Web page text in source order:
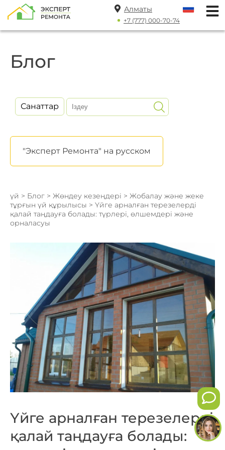
Алматы
+7 (777) 000-70-74
Блог
Санаттар
"Эксперт Ремонта" на русском
үй > Блог > Жөндеу кезеңдері > Жобалау және жеке
тұрғын үй құрылысы > Үйге арналған терезелерді
қалай таңдауға болады: түрлері, өлшемдері және
орналасуы
Үйге арналған терезелерді
қалай таңдауға болады: